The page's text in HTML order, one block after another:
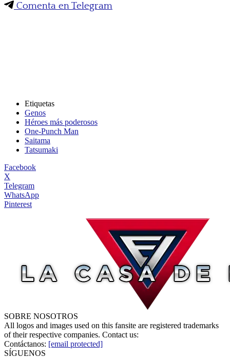
Comenta en Telegram
Etiquetas
Genos
Héroes más poderosos
One-Punch Man
Saitama
Tatsumaki
Facebook
X
Telegram
WhatsApp
Pinterest
SOBRE NOSOTROS
All logos and images used on this fansite are registered trademarks
of their respective companies. Contact us:
Contáctanos: [email protected]
SÍGUENOS